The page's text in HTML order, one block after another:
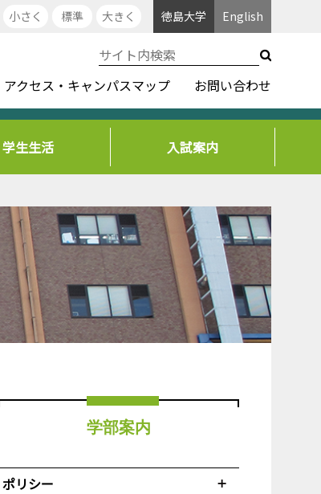
小さく 標準 大きく 徳島大学 English
アクセス・キャンパスマップ お問い合わせ
学生生活 入試案内
学部案内
ポリシー